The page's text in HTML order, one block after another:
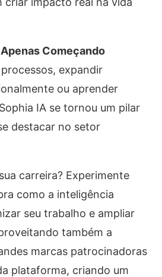
Começando
expandir
ou aprender
IA se tornou um pilar
destacar no setor
carreira? Experimente
como a inteligência
seu trabalho e ampliar
também a
marcas patrocinadoras
plataforma, criando um